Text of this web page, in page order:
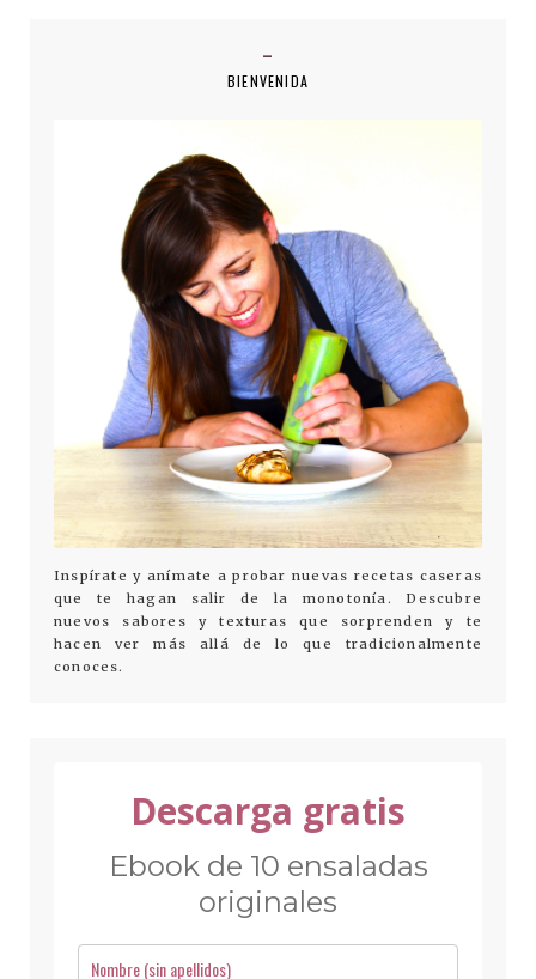
BIENVENIDA
Inspírate y anímate a probar nuevas recetas caseras
que te hagan salir de la monotonía. Descubre
nuevos sabores y texturas que sorprenden y te
hacen ver más allá de lo que tradicionalmente
conoces.
Descarga gratis
Ebook de 10 ensaladas
originales